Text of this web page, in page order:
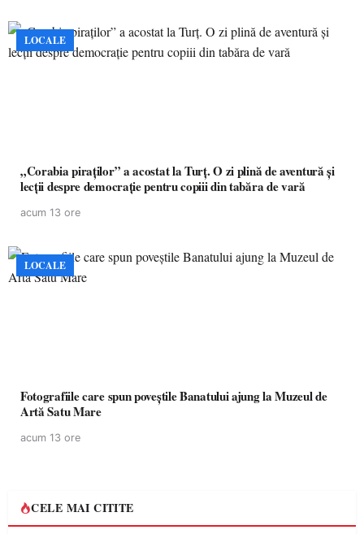
LOCALE
„Corabia piraților” a acostat la Turț. O zi plină de aventură și
lecții despre democrație pentru copiii din tabăra de vară
acum 13 ore
LOCALE
Fotografiile care spun poveștile Banatului ajung la Muzeul de
Artă Satu Mare
acum 13 ore
CELE MAI CITITE